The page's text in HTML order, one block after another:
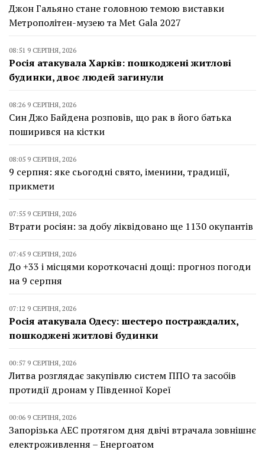
Джон Гальяно стане головною темою виставки
Метрополітен-музею та Met Gala 2027
08:51 9 СЕРПНЯ, 2026
Росія атакувала Харків: пошкоджені житлові
будинки, двоє людей загинули
08:26 9 СЕРПНЯ, 2026
Син Джо Байдена розповів, що рак в його батька
поширився на кістки
08:05 9 СЕРПНЯ, 2026
9 серпня: яке сьогодні свято, іменини, традиції,
прикмети
07:55 9 СЕРПНЯ, 2026
Втрати росіян: за добу ліквідовано ще 1130 окупантів
07:45 9 СЕРПНЯ, 2026
До +33 і місцями короткочасні дощі: прогноз погоди
на 9 серпня
07:12 9 СЕРПНЯ, 2026
Росія атакувала Одесу: шестеро постраждалих,
пошкоджені житлові будинки
00:57 9 СЕРПНЯ, 2026
Литва розглядає закупівлю систем ППО та засобів
протидії дронам у Південної Кореї
00:06 9 СЕРПНЯ, 2026
Запорізька АЕС протягом дня двічі втрачала зовнішнє
електроживлення – Енергоатом